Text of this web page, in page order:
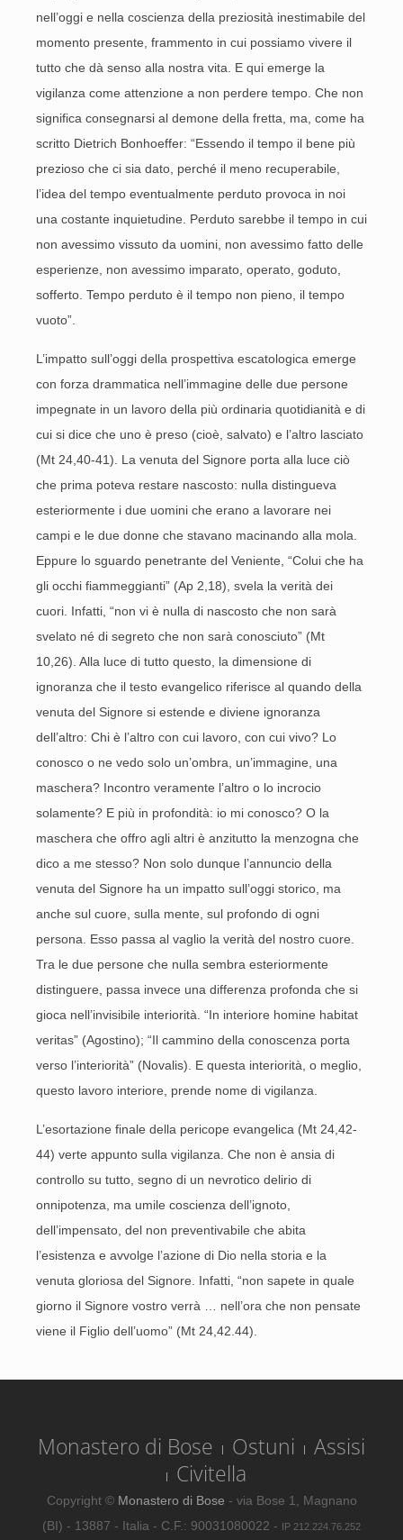
nell’oggi e nella coscienza della preziosità inestimabile del
momento presente, frammento in cui possiamo vivere il
tutto che dà senso alla nostra vita. E qui emerge la
vigilanza come attenzione a non perdere tempo. Che non
significa consegnarsi al demone della fretta, ma, come ha
scritto Dietrich Bonhoeffer: “Essendo il tempo il bene più
prezioso che ci sia dato, perché il meno recuperabile,
l’idea del tempo eventualmente perduto provoca in noi
una costante inquietudine. Perduto sarebbe il tempo in cui
non avessimo vissuto da uomini, non avessimo fatto delle
esperienze, non avessimo imparato, operato, goduto,
sofferto. Tempo perduto è il tempo non pieno, il tempo
vuoto”.
L’impatto sull’oggi della prospettiva escatologica emerge
con forza drammatica nell’immagine delle due persone
impegnate in un lavoro della più ordinaria quotidianità e di
cui si dice che uno è preso (cioè, salvato) e l’altro lasciato
(Mt 24,40-41). La venuta del Signore porta alla luce ciò
che prima poteva restare nascosto: nulla distingueva
esteriormente i due uomini che erano a lavorare nei
campi e le due donne che stavano macinando alla mola.
Eppure lo sguardo penetrante del Veniente, “Colui che ha
gli occhi fiammeggianti” (Ap 2,18), svela la verità dei
cuori. Infatti, “non vi è nulla di nascosto che non sarà
svelato né di segreto che non sarà conosciuto” (Mt
10,26). Alla luce di tutto questo, la dimensione di
ignoranza che il testo evangelico riferisce al quando della
venuta del Signore si estende e diviene ignoranza
dell’altro: Chi è l’altro con cui lavoro, con cui vivo? Lo
conosco o ne vedo solo un’ombra, un’immagine, una
maschera? Incontro veramente l’altro o lo incrocio
solamente? E più in profondità: io mi conosco? O la
maschera che offro agli altri è anzitutto la menzogna che
dico a me stesso? Non solo dunque l’annuncio della
venuta del Signore ha un impatto sull’oggi storico, ma
anche sul cuore, sulla mente, sul profondo di ogni
persona. Esso passa al vaglio la verità del nostro cuore.
Tra le due persone che nulla sembra esteriormente
distinguere, passa invece una differenza profonda che si
gioca nell’invisibile interiorità. “In interiore homine habitat
veritas” (Agostino); “Il cammino della conoscenza porta
verso l’interiorità” (Novalis). E questa interiorità, o meglio,
questo lavoro interiore, prende nome di vigilanza.
L’esortazione finale della pericope evangelica (Mt 24,42-
44) verte appunto sulla vigilanza. Che non è ansia di
controllo su tutto, segno di un nevrotico delirio di
onnipotenza, ma umile coscienza dell’ignoto,
dell’impensato, del non preventivabile che abita
l’esistenza e avvolge l’azione di Dio nella storia e la
venuta gloriosa del Signore. Infatti, “non sapete in quale
giorno il Signore vostro verrà … nell’ora che non pensate
viene il Figlio dell’uomo” (Mt 24,42.44).
Monastero di Bose Ostuni
Assisi
Civitella
Copyright © Monastero di Bose - via Bose 1, Magnano
(BI) - 13887 - Italia - C.F.: 90031080022 - IP 212.224.76.252